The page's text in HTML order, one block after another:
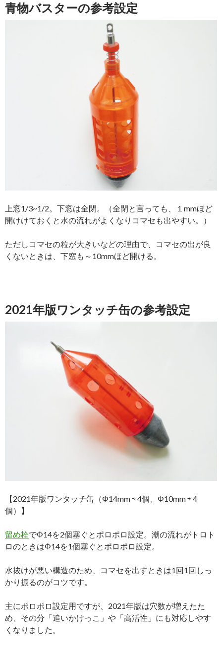
青物バスターの参考設定
上窓1/3~1/2。下窓は全閉。（全閉と言っても、１mmほど
開けけておくと水の流れがよくなりコマセも出やすい。）
ただしコマセの粒が大きいなどの理由で、コマセの出が良
くないときは、下窓も～10mmほど開ける。
2021年版ワンタッチ缶の参考設定
【2021年版ワンタッチ缶（Φ14mm ⇨ 4個、Φ10mm ⇨ 4
個）】
留め栓でΦ14を2個塞ぐとポロポロ設定。潮の流れがトロト
ロのときはΦ14を1個塞ぐとポロポロ設定。
水抜けが悪い構造のため、コマセを出すときは1回1回しっ
かり振るのがコツです。
主にポロポロ設定用ですが、2021年版は穴数が増えたた
め、その分「追いかけっこ」や「高活性」にも対応しやす
くなりました。